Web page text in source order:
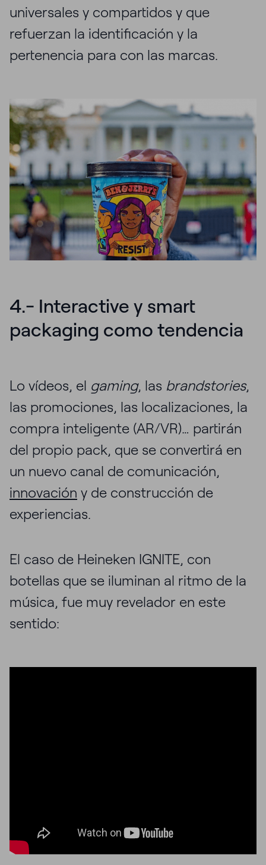
universales y compartidos y que
refuerzan la identificación y la
pertenencia para con las marcas.
4.- Interactive y smart
packaging como tendencia
Lo vídeos, el gaming, las brandstories,
las promociones, las localizaciones, la
compra inteligente (AR/VR)… partirán
del propio pack, que se convertirá en
un nuevo canal de comunicación,
innovación y de construcción de
experiencias.
El caso de Heineken IGNITE, con
botellas que se iluminan al ritmo de la
música, fue muy revelador en este
sentido: